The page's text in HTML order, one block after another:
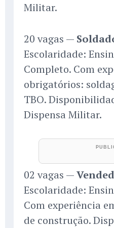
Militar.
20 vagas —
Escolaridade:
Completo. Com
obrigatórios:
TBO.
Dispensa Militar.
02 vagas —
Escolaridade:
Com experiência
de construção.